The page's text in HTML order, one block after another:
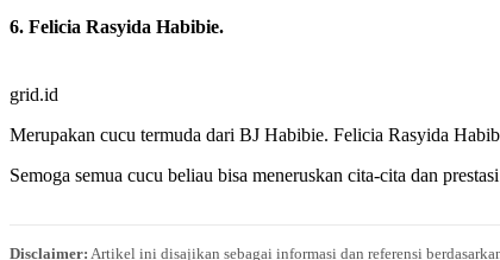
6. Felicia Rasyida Habibie.
grid.id
Merupakan cucu termuda dari BJ Habibie. Felicia Rasyida
Semoga semua cucu beliau bisa meneruskan cita-cita dan
Disclaimer: Artikel ini disajikan sebagai informasi dan referensi